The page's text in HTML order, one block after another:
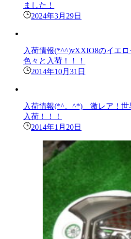
ました！
2024年3月29日
入荷情報(*^^)vXXIO8のイエ
色々と入荷！！！
2014年10月31日
入荷情報(*^。^*) 激レア！世
入荷！！！
2014年1月20日